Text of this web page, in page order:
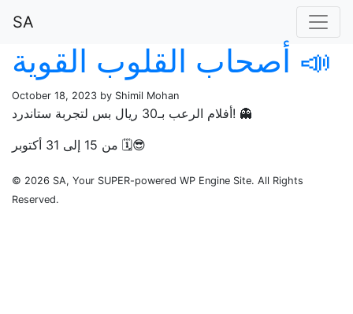
SA
أصحاب القلوب القوية 📣
October 18, 2023 by Shimil Mohan
أفلام الرعب بـ30 ريال بس لتجربة ستاندرد! 👻
من 15 إلى 31 أكتوبر 🗓️😎
© 2026 SA, Your SUPER-powered WP Engine Site. All Rights
Reserved.